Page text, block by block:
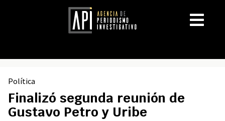
Política
Finalizó segunda reunión de
Gustavo Petro y Uribe